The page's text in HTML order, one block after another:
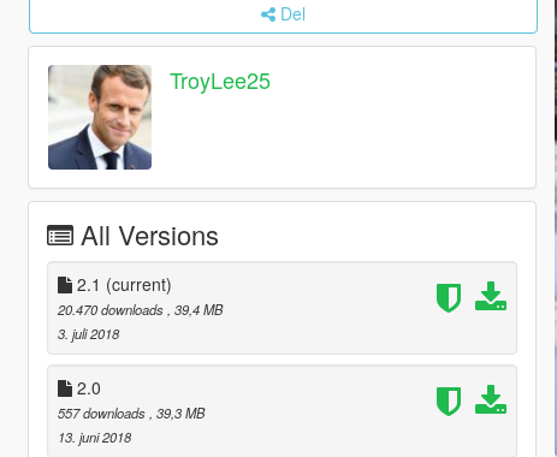
Del
TroyLee25
All Versions
2.1 (current)
20.470 downloads , 39,4 MB
3. juli 2018
2.0
557 downloads , 39,3 MB
13. juni 2018